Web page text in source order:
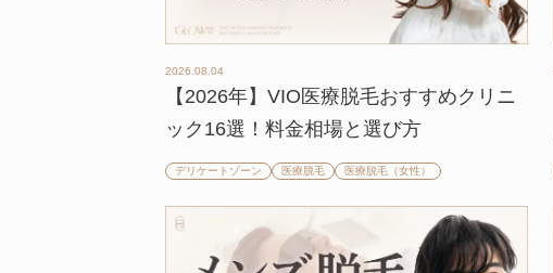
2026.08.04
【2026年】VIO医療脱毛おすすめクリニ
ック16選！料金相場と選び方
デリケートゾーン 医療脱毛 医療脱毛（女性）